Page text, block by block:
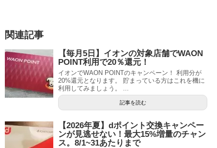
関連記事
【毎月5日】イオンの対象店舗でWAON
POINT利用で20％還元！
イオンでWAON POINTのキャンペーン！ 利用分が
20%還元となります。 貯まっている方はこれを機に
利用してみましょう。 ...
記事を読む
【2026年夏】dポイント交換キャンペー
ンが見逃せない！最大15%増量のチャン
ス。8/1~31あたりまで